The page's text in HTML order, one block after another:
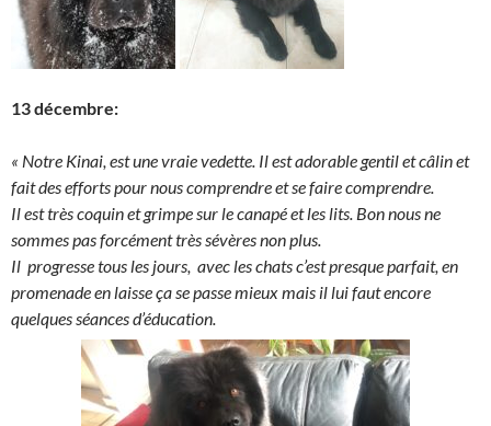
13 décembre:
« Notre Kinai, est une vraie vedette. Il est adorable gentil et câlin et
fait des efforts pour nous comprendre et se faire comprendre.
Il est très coquin et grimpe sur le canapé et les lits. Bon nous ne
sommes pas forcément très sévères non plus.
Il progresse tous les jours, avec les chats c’est presque parfait, en
promenade en laisse ça se passe mieux mais il lui faut encore
quelques séances d’éducation.